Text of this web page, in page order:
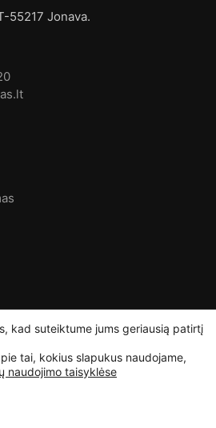
55217 Jonava.
teisės saugomos
kad suteiktume jums geriausią patirtį
tai, kokius slapukus naudojame,
naudojimo taisyklėse